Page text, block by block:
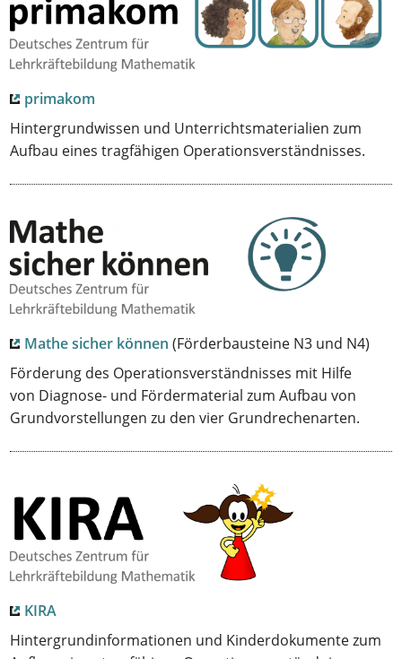
primakom
Hintergrundwissen und Unterrichtsmaterialien zum
Aufbau eines tragfähigen Operationsverständnisses.
Mathe sicher können (Förderbausteine N3 und N4)
Förderung des Operationsverständnisses mit Hilfe
von Diagnose- und Fördermaterial zum Aufbau von
Grundvorstellungen zu den vier Grundrechenarten.
KIRA
Hintergrundinformationen und Kinderdokumente zum